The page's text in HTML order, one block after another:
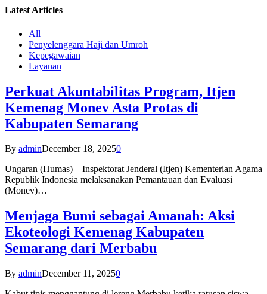
Latest Articles
All
Penyelenggara Haji dan Umroh
Kepegawaian
Layanan
Perkuat Akuntabilitas Program, Itjen
Kemenag Monev Asta Protas di
Kabupaten Semarang
By adminDecember 18, 20250
Ungaran (Humas) – Inspektorat Jenderal (Itjen) Kementerian Agama
Republik Indonesia melaksanakan Pemantauan dan Evaluasi
(Monev)…
Menjaga Bumi sebagai Amanah: Aksi
Ekoteologi Kemenag Kabupaten
Semarang dari Merbabu
By adminDecember 11, 20250